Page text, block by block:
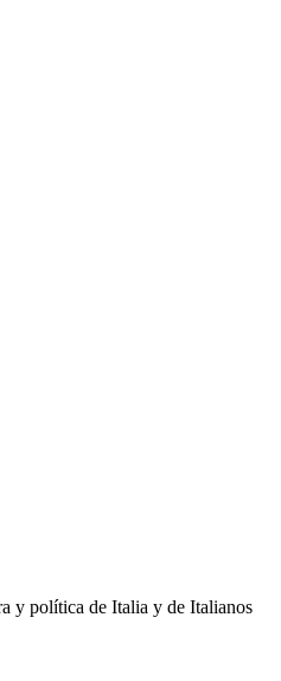
y política de Italia y de Italianos